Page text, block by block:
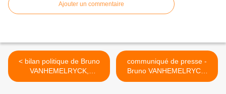
Ajouter un commentaire
< bilan politique de Bruno
VANHEMELRYCK,
conseiller communal à
communiqué de presse -
Bruno VANHEMELRYCK,
conseiller communal "AC -